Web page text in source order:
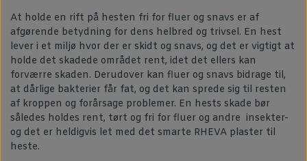
At holde en rift på hesten fri for fluer og snavs er af
afgørende betydning for dens helbred og trivsel. En hest
lever i et miljø hvor der er skidt og snavs, og det er vigtigt at
holde det skadede området rent, idet det ellers kan
forværre skaden. Derudover kan fluer og snavs bidrage til,
at dårlige bakterier får fat, og det kan sprede sig til resten
af ​​kroppen og forårsage problemer. En hests skade bør
således holdes rent, tørt og fri for fluer og andre insekter-
og det er heldigvis let med det smarte RHEVA plaster til
heste.